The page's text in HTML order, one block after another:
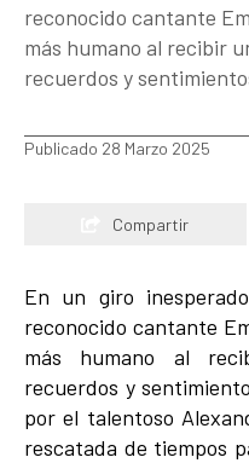
reconocido cantante
más humano al recibir
recuerdos y
Publicado 28 Marzo 2025
Compartir
En un giro
reconocido cantante
más humano al
recuerdos y
por el talentoso
rescatada de tiempos